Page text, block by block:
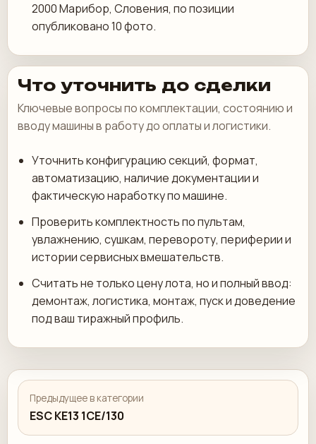
2000 Марибор, Словения, по позиции
опубликовано 10 фото.
Что уточнить до сделки
Ключевые вопросы по комплектации, состоянию и
вводу машины в работу до оплаты и логистики.
Уточнить конфигурацию секций, формат,
автоматизацию, наличие документации и
фактическую наработку по машине.
Проверить комплектность по пультам,
увлажнению, сушкам, перевороту, периферии и
истории сервисных вмешательств.
Считать не только цену лота, но и полный ввод:
демонтаж, логистика, монтаж, пуск и доведение
под ваш тиражный профиль.
Предыдущее в категории
ESC KE13 1CE/130